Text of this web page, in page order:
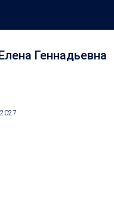
Геннадьевна